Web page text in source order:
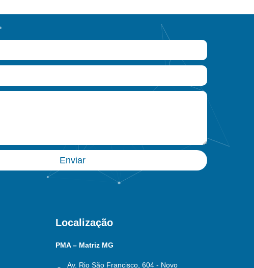
Enviar
Localização
PMA – Matriz MG
Av. Rio São Francisco, 604 - Novo